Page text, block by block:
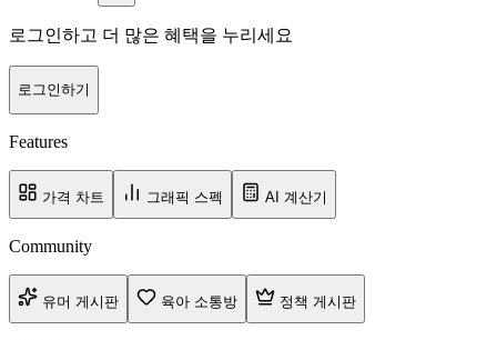
로그인하고 더 많은 혜택을 누리세요
로그인하기
Features
가격 차트 그래픽 스펙 AI 계산기
Community
유머 게시판 육아 소통방 정책 게시판